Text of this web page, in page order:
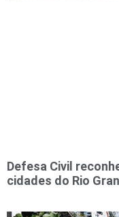
Defesa Civil
cidades do Rio